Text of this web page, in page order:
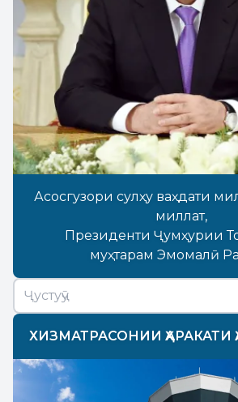
Асосгузори сулҳу ваҳдати
миллат,
Президенти Ҷумҳурии
муҳтарам Эмомалӣ
ХИЗМАТРАСОНИИ ҲАРАКАТИ